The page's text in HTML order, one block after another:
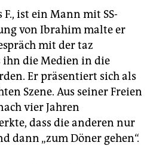
ist ein Mann mit SS-
von Ibrahim malte er
mit der taz
ihn die Medien in die
Er präsentiert sich als
Szene. Aus seiner Freien
vier Jahren
dass die anderen nur
dann „zum Döner gehen“.